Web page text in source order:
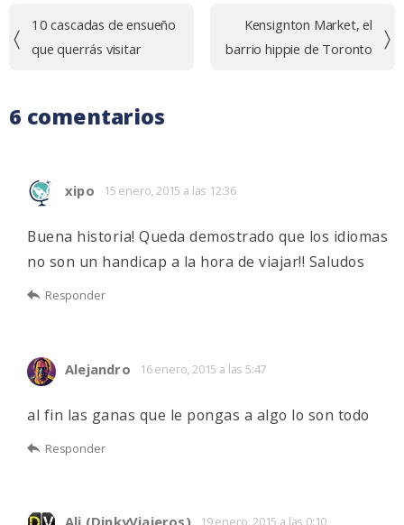
Navegación
de
10 cascadas de ensueño
que querrás visitar
Kensignton Market, el
barrio hippie de Toronto
6 comentarios
xipo 15 enero, 2015 a las 12:36
Buena historia! Queda demostrado que los idiomas
no son un handicap a la hora de viajar!! Saludos
Responder
Alejandro 16 enero, 2015 a las 5:47
al fin las ganas que le pongas a algo lo son todo
Responder
Ali (DinkyViajeros) 19 enero, 2015 a las 0:10